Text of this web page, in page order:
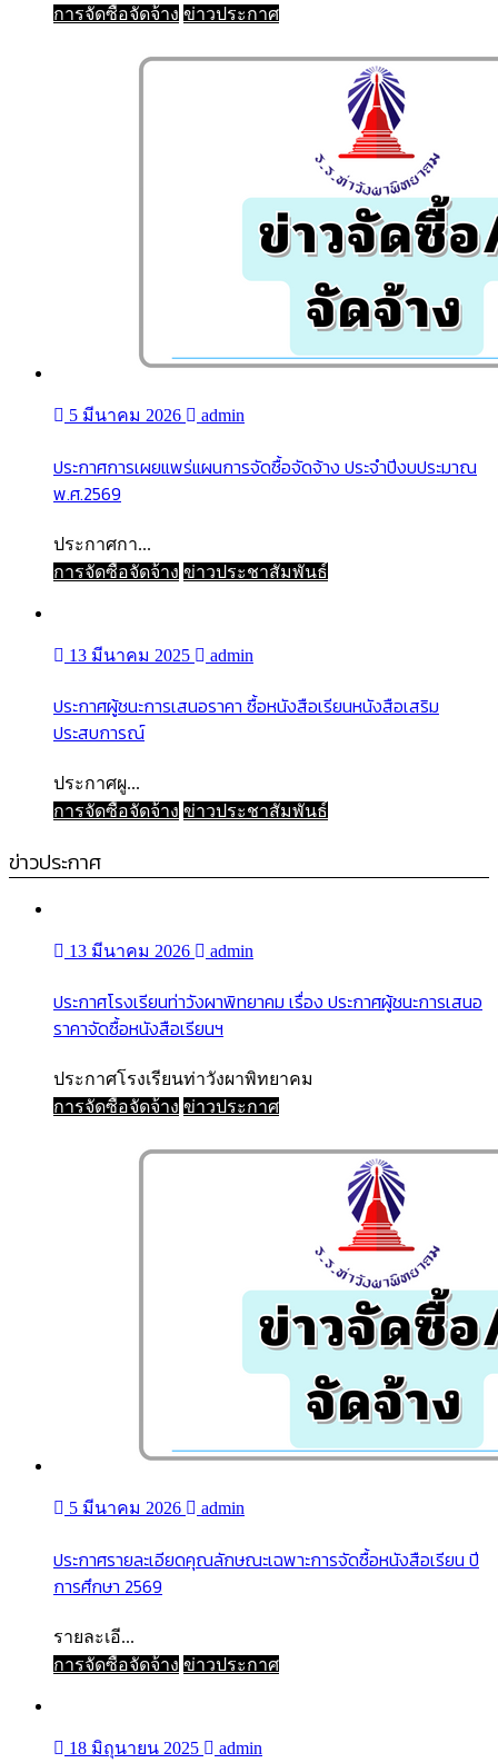
การจัดซื้อจัดจ้าง ข่าวประกาศ
5 มีนาคม 2026 admin
ประกาศการเผยแพร่แผนการจัดซื้อจัดจ้าง ประจำปีงบประมาณ
พ.ศ.2569
ประกาศกา...
การจัดซื้อจัดจ้าง ข่าวประชาสัมพันธ์
13 มีนาคม 2025 admin
ประกาศผู้ชนะการเสนอราคา ซื้อหนังสือเรียนหนังสือเสริม
ประสบการณ์
ประกาศผู...
การจัดซื้อจัดจ้าง ข่าวประชาสัมพันธ์
ข่าวประกาศ
13 มีนาคม 2026 admin
ประกาศโรงเรียนท่าวังผาพิทยาคม เรื่อง ประกาศผู้ชนะการเสนอ
ราคาจัดซื้อหนังสือเรียนฯ
ประกาศโรงเรียนท่าวังผาพิทยาคม
การจัดซื้อจัดจ้าง ข่าวประกาศ
5 มีนาคม 2026 admin
ประกาศรายละเอียดคุณลักษณะเฉพาะการจัดซื้อหนังสือเรียน ปี
การศึกษา 2569
รายละเอี...
การจัดซื้อจัดจ้าง ข่าวประกาศ
18 มิถุนายน 2025 admin